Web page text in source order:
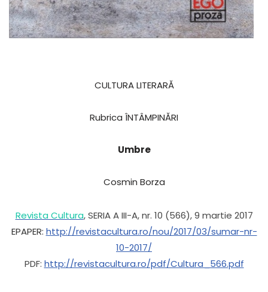
CULTURA LITERARĂ
Rubrica ÎNTÂMPINĂRI
Umbre
Cosmin Borza
Revista Cultura, SERIA A III-A, nr. 10 (566), 9 martie 2017
EPAPER: http://revistacultura.ro/nou/2017/03/sumar-nr-
10-2017/
PDF: http://revistacultura.ro/pdf/Cultura_566.pdf